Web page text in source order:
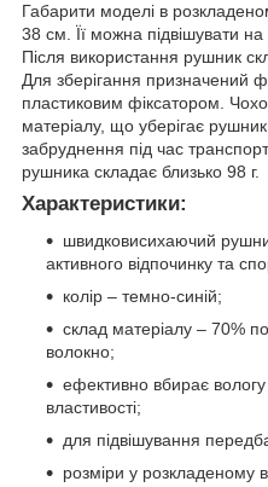
Габарити моделі в
38 см. Її можна підвішувати на
Після використання рушник
Для зберігання призначений
пластиковим фіксатором.
матеріалу, що уберігає
забруднення під час
рушника складає близько 98 г.
Характеристики:
швидковисихаючий
активного відпочинку та
колір – темно-синій;
склад матеріалу – 70%
волокно;
ефективно вбирає вологу
властивості;
для підвішування
розміри у розкладеному